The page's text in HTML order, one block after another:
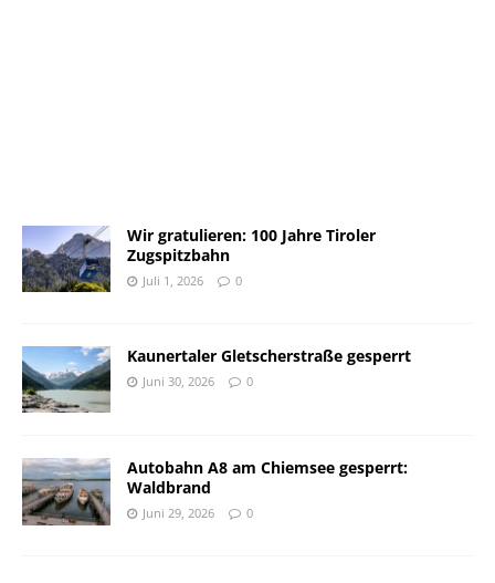
Wir gratulieren: 100 Jahre Tiroler
Zugspitzbahn
Juli 1, 2026 0
Kaunertaler Gletscherstraße gesperrt
Juni 30, 2026 0
Autobahn A8 am Chiemsee gesperrt:
Waldbrand
Juni 29, 2026 0